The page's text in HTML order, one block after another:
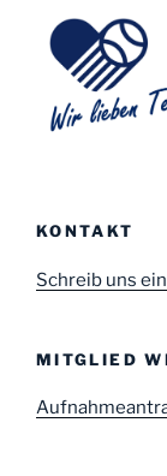
KONTAKT
Schreib uns
MITGLIED